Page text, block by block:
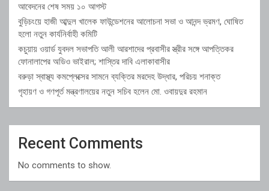
আবেদনের শেষ সময় ১০ আগস্ট
বুড়িচংয়ে হাজী আব্দুল খালেক ফাউন্ডেশনের আলোচনা সভা ও আনন্দ ভ্রমণ, ঘোষিত
হলো নতুন কার্যনির্বাহী কমিটি
কচুয়ায় ওয়ার্ড যুবদল সভাপতি আলী আরশাদের প্রবাসীর স্ত্রীর সঙ্গে আপত্তিকর
ফোনালাপের অডিও ভাইরাল; শাস্তির দাবি এলাকাবাসীর
বরুড়া স্বাস্থ্য কমপ্লেক্সের সামনে ব্যক্তির মরদেহ উদ্ধার, পরিচয় শনাক্ত
গৃহায়ণ ও গণপূর্ত মন্ত্রণালয়ের নতুন সচিব হলেন মো. ওবায়দুর রহমান
Recent Comments
No comments to show.